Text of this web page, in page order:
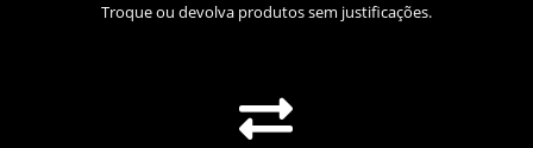
Troque ou devolva produtos sem justificações.
